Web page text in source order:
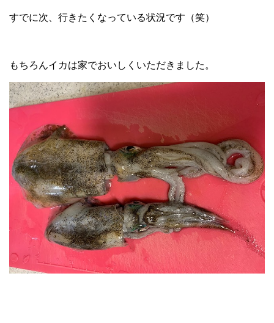
すでに次、行きたくなっている状況です（笑）
もちろんイカは家でおいしくいただきました。